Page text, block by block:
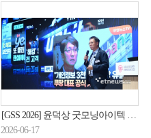
[GSS 2026] 윤덕상 굿모닝아이텍 전무 “AI 위협 대응엔 제로트러스트 필수”
2026-06-17